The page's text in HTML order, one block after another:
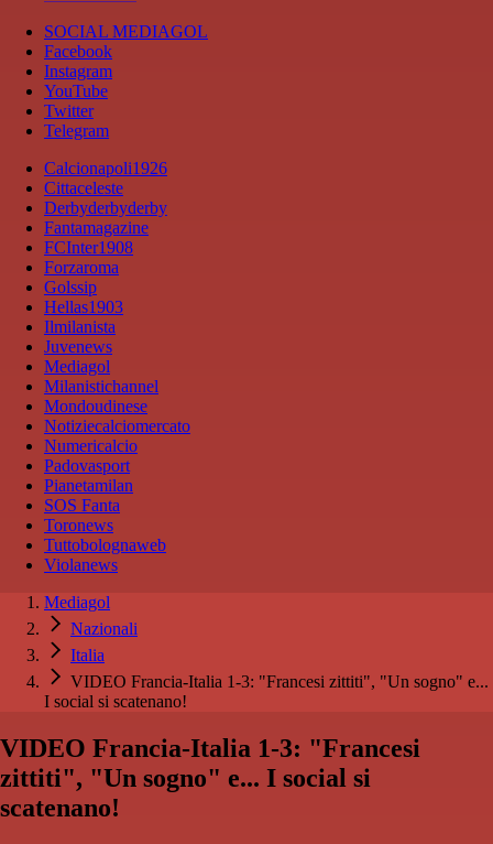
SOCIAL MEDIAGOL
Facebook
Instagram
YouTube
Twitter
Telegram
Calcionapoli1926
Cittaceleste
Derbyderbyderby
Fantamagazine
FCInter1908
Forzaroma
Golssip
Hellas1903
Ilmilanista
Juvenews
Mediagol
Milanistichannel
Mondoudinese
Notiziecalciomercato
Numericalcio
Padovasport
Pianetamilan
SOS Fanta
Toronews
Tuttobolognaweb
Violanews
Mediagol
Nazionali
Italia
VIDEO Francia-Italia 1-3: "Francesi zittiti", "Un sogno" e...
I social si scatenano!
VIDEO Francia-Italia 1-3: "Francesi
zittiti", "Un sogno" e... I social si
scatenano!